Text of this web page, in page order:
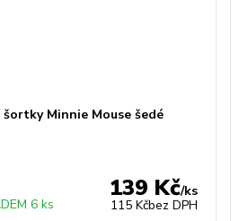
šortky Minnie Mouse šedé
139 Kč/ks
115 Kčbez DPH
6 ks